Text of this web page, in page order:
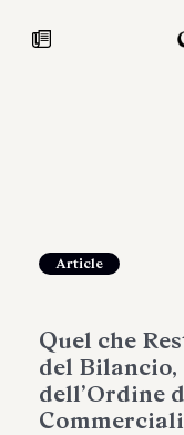
Article
Quel che
del Bilancio,
dell’Ordine